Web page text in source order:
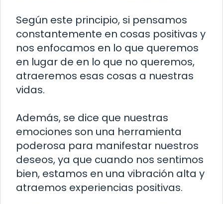
Según este principio, si pensamos
constantemente en cosas positivas y
nos enfocamos en lo que queremos
en lugar de en lo que no queremos,
atraeremos esas cosas a nuestras
vidas.
Además, se dice que nuestras
emociones son una herramienta
poderosa para manifestar nuestros
deseos, ya que cuando nos sentimos
bien, estamos en una vibración alta y
atraemos experiencias positivas.